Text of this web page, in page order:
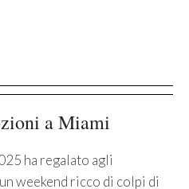
a Miami
ha regalato agli
weekend ricco di colpi di